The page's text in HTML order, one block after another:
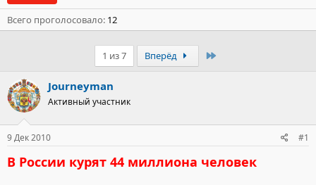
Всего проголосовало 12
1 из 7 Вперёд
Journeyman
Активный участник
9 Дек 2010 #1
В России курят 44 миллиона человек